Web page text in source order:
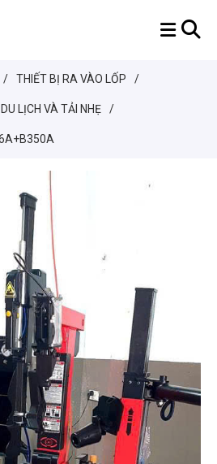
/ THIẾT BỊ RA VÀO LỐP /
LỊCH VÀ TẢI NHẸ /